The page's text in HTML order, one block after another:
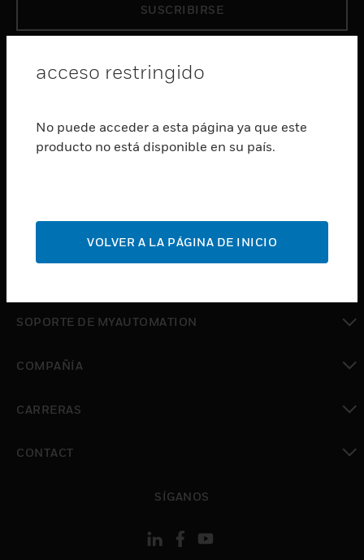
SUSCRIBIRSE
Cambiar vista
SERVICIOS
Cambiar vista
Cambiar vista
SOPORTE DE MYAUTOMATION
COMPAÑÍA
CARRERAS
CONTACT
SÍGANOS
acceso restringido
No puede acceder a esta página ya que este
producto no está disponible en su país.
VOLVER A LA PÁGINA DE INICIO